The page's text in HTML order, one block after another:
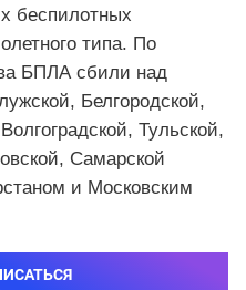
беспилотных
типа. По
БПЛА сбили над
Белгородской,
Тульской,
Самарской
и Московским